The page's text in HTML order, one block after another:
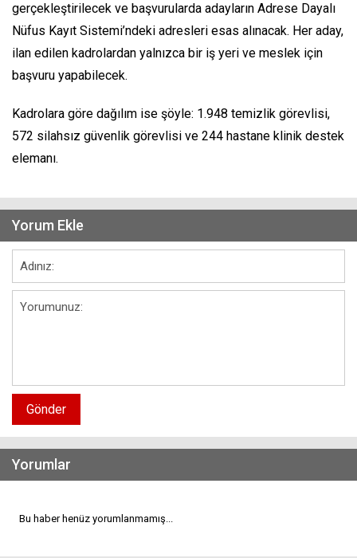
gerçekleştirilecek ve başvurularda adayların Adrese Dayalı
Nüfus Kayıt Sistemi’ndeki adresleri esas alınacak. Her aday,
ilan edilen kadrolardan yalnızca bir iş yeri ve meslek için
başvuru yapabilecek.
Kadrolara göre dağılım ise şöyle: 1.948 temizlik görevlisi,
572 silahsız güvenlik görevlisi ve 244 hastane klinik destek
elemanı.
Yorum Ekle
Gönder
Yorumlar
Bu haber henüz yorumlanmamış...